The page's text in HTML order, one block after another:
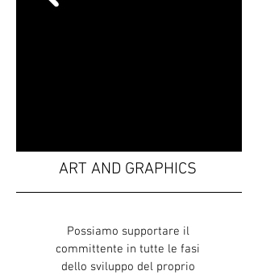
ART AND GRAPHICS
Possiamo supportare il
committente in tutte le fasi
dello sviluppo del proprio